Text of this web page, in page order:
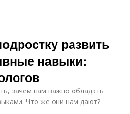
развить
навыки:
зачем нам важно обладать
Что же они нам дают?